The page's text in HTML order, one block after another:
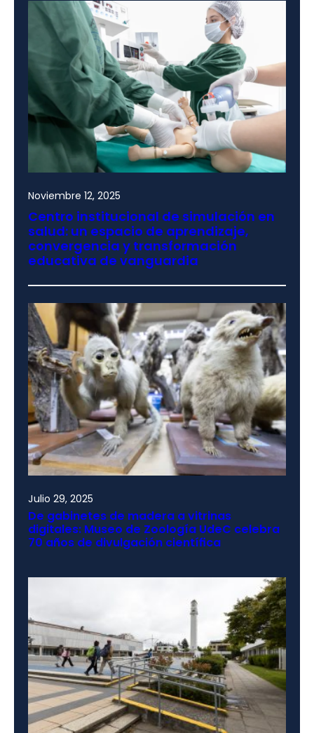
Noviembre 12, 2025
Centro institucional de simulación en
salud: un espacio de aprendizaje,
convergencia y transformación
educativa de vanguardia
Julio 29, 2025
De gabinetes de madera a vitrinas
digitales: Museo de Zoología UdeC celebra
70 años de divulgación científica